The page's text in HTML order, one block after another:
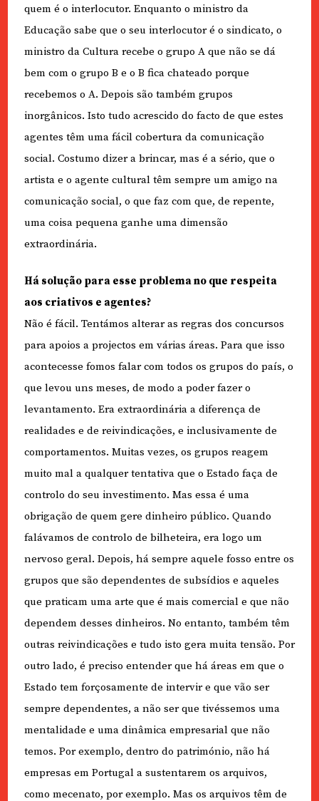
quem é o interlocutor. Enquanto o ministro da
Educação sabe que o seu interlocutor é o sindicato, o
ministro da Cultura recebe o grupo A que não se dá
bem com o grupo B e o B fica chateado porque
recebemos o A. Depois são também grupos
inorgânicos. Isto tudo acrescido do facto de que estes
agentes têm uma fácil cobertura da comunicação
social. Costumo dizer a brincar, mas é a sério, que o
artista e o agente cultural têm sempre um amigo na
comunicação social, o que faz com que, de repente,
uma coisa pequena ganhe uma dimensão
extraordinária.
Há solução para esse problema no que respeita
aos criativos e agentes?
Não é fácil. Tentámos alterar as regras dos concursos
para apoios a projectos em várias áreas. Para que isso
acontecesse fomos falar com todos os grupos do país, o
que levou uns meses, de modo a poder fazer o
levantamento. Era extraordinária a diferença de
realidades e de reivindicações, e inclusivamente de
comportamentos. Muitas vezes, os grupos reagem
muito mal a qualquer tentativa que o Estado faça de
controlo do seu investimento. Mas essa é uma
obrigação de quem gere dinheiro público. Quando
falávamos de controlo de bilheteira, era logo um
nervoso geral. Depois, há sempre aquele fosso entre os
grupos que são dependentes de subsídios e aqueles
que praticam uma arte que é mais comercial e que não
dependem desses dinheiros. No entanto, também têm
outras reivindicações e tudo isto gera muita tensão. Por
outro lado, é preciso entender que há áreas em que o
Estado tem forçosamente de intervir e que vão ser
sempre dependentes, a não ser que tivéssemos uma
mentalidade e uma dinâmica empresarial que não
temos. Por exemplo, dentro do património, não há
empresas em Portugal a sustentarem os arquivos,
como mecenato, por exemplo. Mas os arquivos têm de